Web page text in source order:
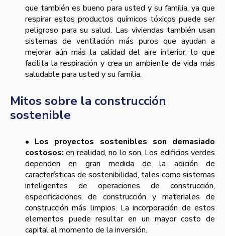
que también es bueno para usted y su familia, ya que
respirar estos productos químicos tóxicos puede ser
peligroso para su salud. Las viviendas también usan
sistemas de ventilación más puros que ayudan a
mejorar aún más la calidad del aire interior, lo que
facilita la respiración y crea un ambiente de vida más
saludable para usted y su familia.
Mitos sobre la construcción
sostenible
• Los proyectos sostenibles son demasiado
costosos: en realidad, no lo son. Los edificios verdes
dependen en gran medida de la adición de
características de sostenibilidad, tales como sistemas
inteligentes de operaciones de construcción,
especificaciones de construcción y materiales de
construcción más limpios. La incorporación de estos
elementos puede resultar en un mayor costo de
capital al momento de la inversión.